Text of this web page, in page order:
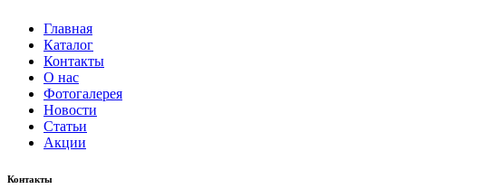
Главная
Каталог
Контакты
О нас
Фотогалерея
Новости
Статьи
Акции
Контакты